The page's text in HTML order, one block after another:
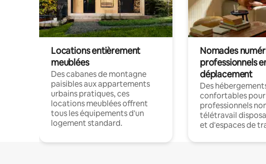
Locations entièrement
meublées
Des cabanes de montagne
paisibles aux appartements
urbains pratiques, ces
locations meublées offrent
tous les équipements d'un
logement standard.
Nomades
professionnels
déplacement
Des
confortables pour
professionnels
télétravail
et d'espaces de